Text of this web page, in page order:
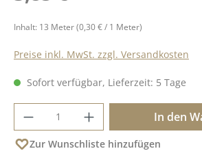
Inhalt: 13 Meter(0,30 € / 1 Meter)
Preise inkl. MwSt. zzgl. Versandkosten
Sofort verfügbar, Lieferzeit: 5 Tage
Produkt Anzahl: Gib den
In den
Zur Wunschliste hinzufügen